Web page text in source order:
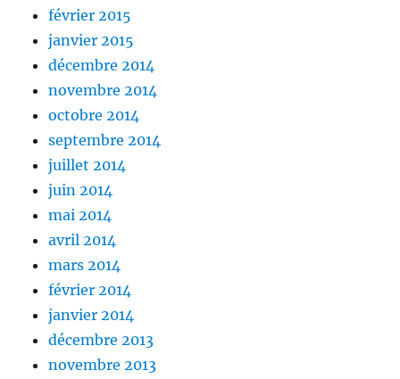
février 2015
janvier 2015
décembre 2014
novembre 2014
octobre 2014
septembre 2014
juillet 2014
juin 2014
mai 2014
avril 2014
mars 2014
février 2014
janvier 2014
décembre 2013
novembre 2013